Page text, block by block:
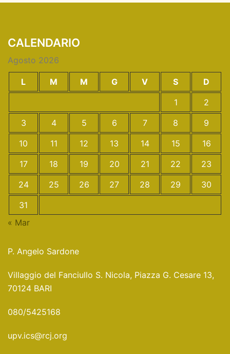
CALENDARIO
Agosto 2026
L M M G V S
D
1
2
3
4 5 6 7 8
9
10
11 12 13 14 15
16
17
18 19 20 21 22
23
24
25 26 27 28 29
30
31
« Mar
P. Angelo Sardone
Villaggio del Fanciullo S. Nicola, Piazza G. Cesare 13,
70124 BARI
080/5425168
upv.ics@rcj.org